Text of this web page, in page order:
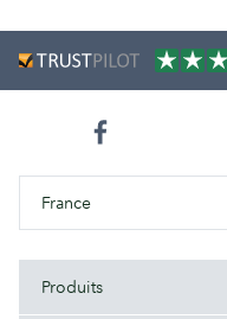
France
Produits